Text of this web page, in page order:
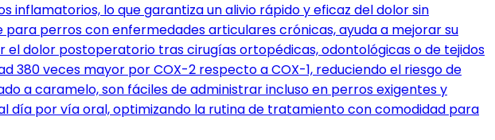
inflamatorios, lo que garantiza un alivio rápido y eficaz del dolor sin
perros con enfermedades articulares crónicas, ayuda a mejorar su
el dolor postoperatorio tras cirugías ortopédicas, odontológicas o de tejidos
380 veces mayor por COX-2 respecto a COX-1, reduciendo el riesgo de
a caramelo, son fáciles de administrar incluso en perros exigentes y
día por vía oral, optimizando la rutina de tratamiento con comodidad para